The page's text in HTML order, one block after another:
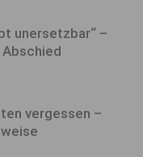
unersetzbar“ –
vergessen –